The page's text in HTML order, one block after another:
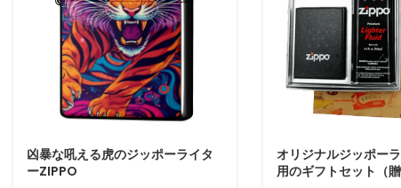
凶暴な吼える虎のジッポーライタ
ーZIPPO
オリジナルジッポー
用のギフトセット（贈